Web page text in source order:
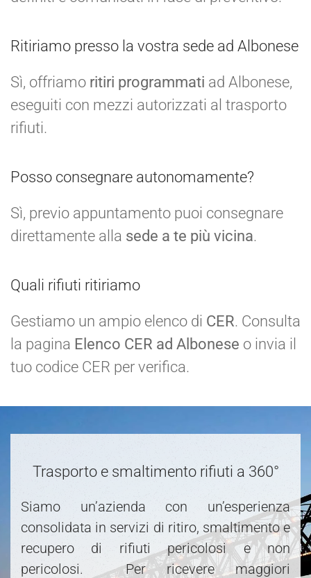
Ritiriamo presso la vostra sede ad Albonese
Sì, offriamo ritiri programmati ad Albonese,
eseguiti con mezzi autorizzati al trasporto
rifiuti.
Posso consegnare autonomamente?
Sì, previo appuntamento puoi consegnare
direttamente alla sede a te più vicina.
Quali rifiuti ritiriamo
Gestiamo un ampio elenco di CER. Consulta
la pagina Elenco CER ad Albonese o invia il
tuo codice CER per verifica.
Trasporto e smaltimento rifiuti a 360°
Siamo un’azienda con un’esperienza
consolidata in servizi di ritiro, smaltimento e
recupero di rifiuti pericolosi e non
pericolosi. Per ricevere maggiori